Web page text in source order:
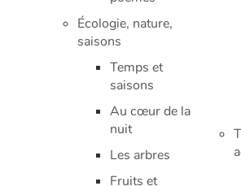
Apprentissage
Art, espace, activité
Écologie, nature,
saisons
Temps et
saisons
Au cœur de la
nuit
Les arbres
Fruits et